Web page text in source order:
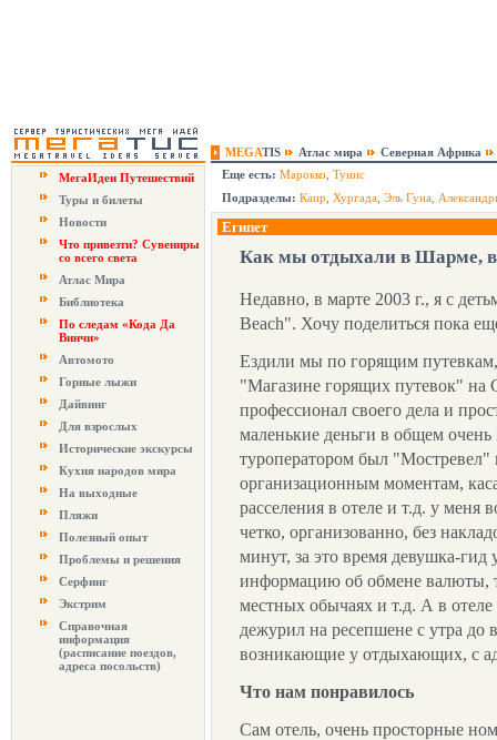
MEGATIS Атлас мира
Северная Африка
МегаИдеи Путешествий
Туры и билеты
Новости
Что привезти? Сувениры
со всего света
Атлас Мира
Библиотека
По следам «Кода Да
Винчи»
Автомото
Горные лыжи
Дайвинг
Для взрослых
Исторические экскурсы
Кухня народов мира
На выходные
Пляжи
Полезный опыт
Проблемы и решения
Серфинг
Экстрим
Справочная
информация
(расписание поездов,
адреса посольств)
Еще есть: Марокко Тунис
Подразделы: Каир Хургада Эль Гуна
Египет
Как мы отдыхали в Шарме, в
Недавно, в марте 2003 г., я с
Beach". Хочу поделиться пока
Ездили мы по горящим
"Магазине горящих путевок" на
профессионал своего дела и
маленькие деньги в общем
туроператором был "Мостревел"
организационным моментам,
расселения в отеле и т.д. у меня
четко, организованно, без
минут, за это время девушка-
информацию об обмене валюты,
местных обычаях и т.д. А в
дежурил на ресепшене с утра до
возникающие у отдыхающих, с
Что нам понравилось
Сам отель, очень просторные